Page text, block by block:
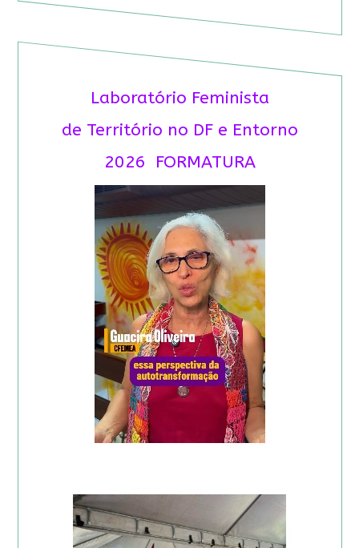
Laboratório Feminista
de Território no DF e Entorno
2026 FORMATURA